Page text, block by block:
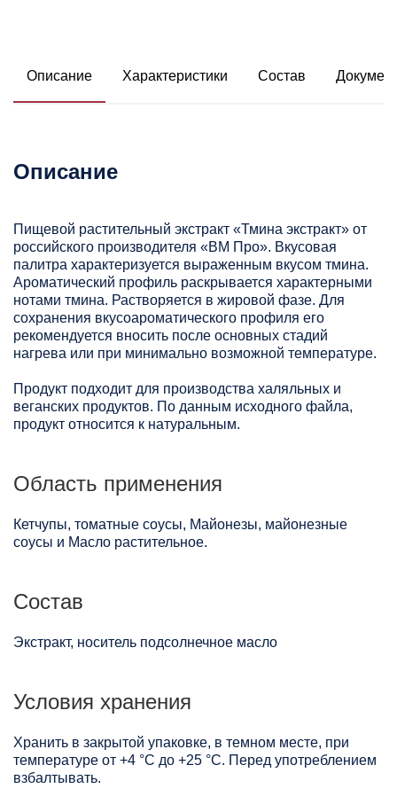
Описание Характеристики Состав
Описание
Пищевой растительный экстракт «Тмина экстракт» от
российского производителя «ВМ Про». Вкусовая
палитра характеризуется выраженным вкусом тмина.
Ароматический профиль раскрывается характерными
нотами тмина. Растворяется в жировой фазе. Для
сохранения вкусоароматического профиля его
рекомендуется вносить после основных стадий
нагрева или при минимально возможной температуре.
Продукт подходит для производства халяльных и
веганских продуктов. По данным исходного файла,
продукт относится к натуральным.
Область применения
Кетчупы, томатные соусы, Майонезы, майонезные
соусы и Масло растительное.
Состав
Экстракт, носитель подсолнечное масло
Условия хранения
Хранить в закрытой упаковке, в темном месте, при
температуре от +4 °C до +25 °C. Перед употреблением
взбалтывать.